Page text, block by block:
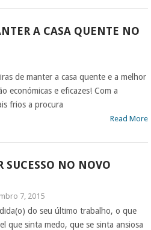
A CASA QUENTE NO
de manter a casa quente e a melhor
económicas e eficazes! Com a
frios a procura
Read More
SUCESSO NO NOVO
7, 2015
do seu último trabalho, o que
que sinta medo, que se sinta ansiosa